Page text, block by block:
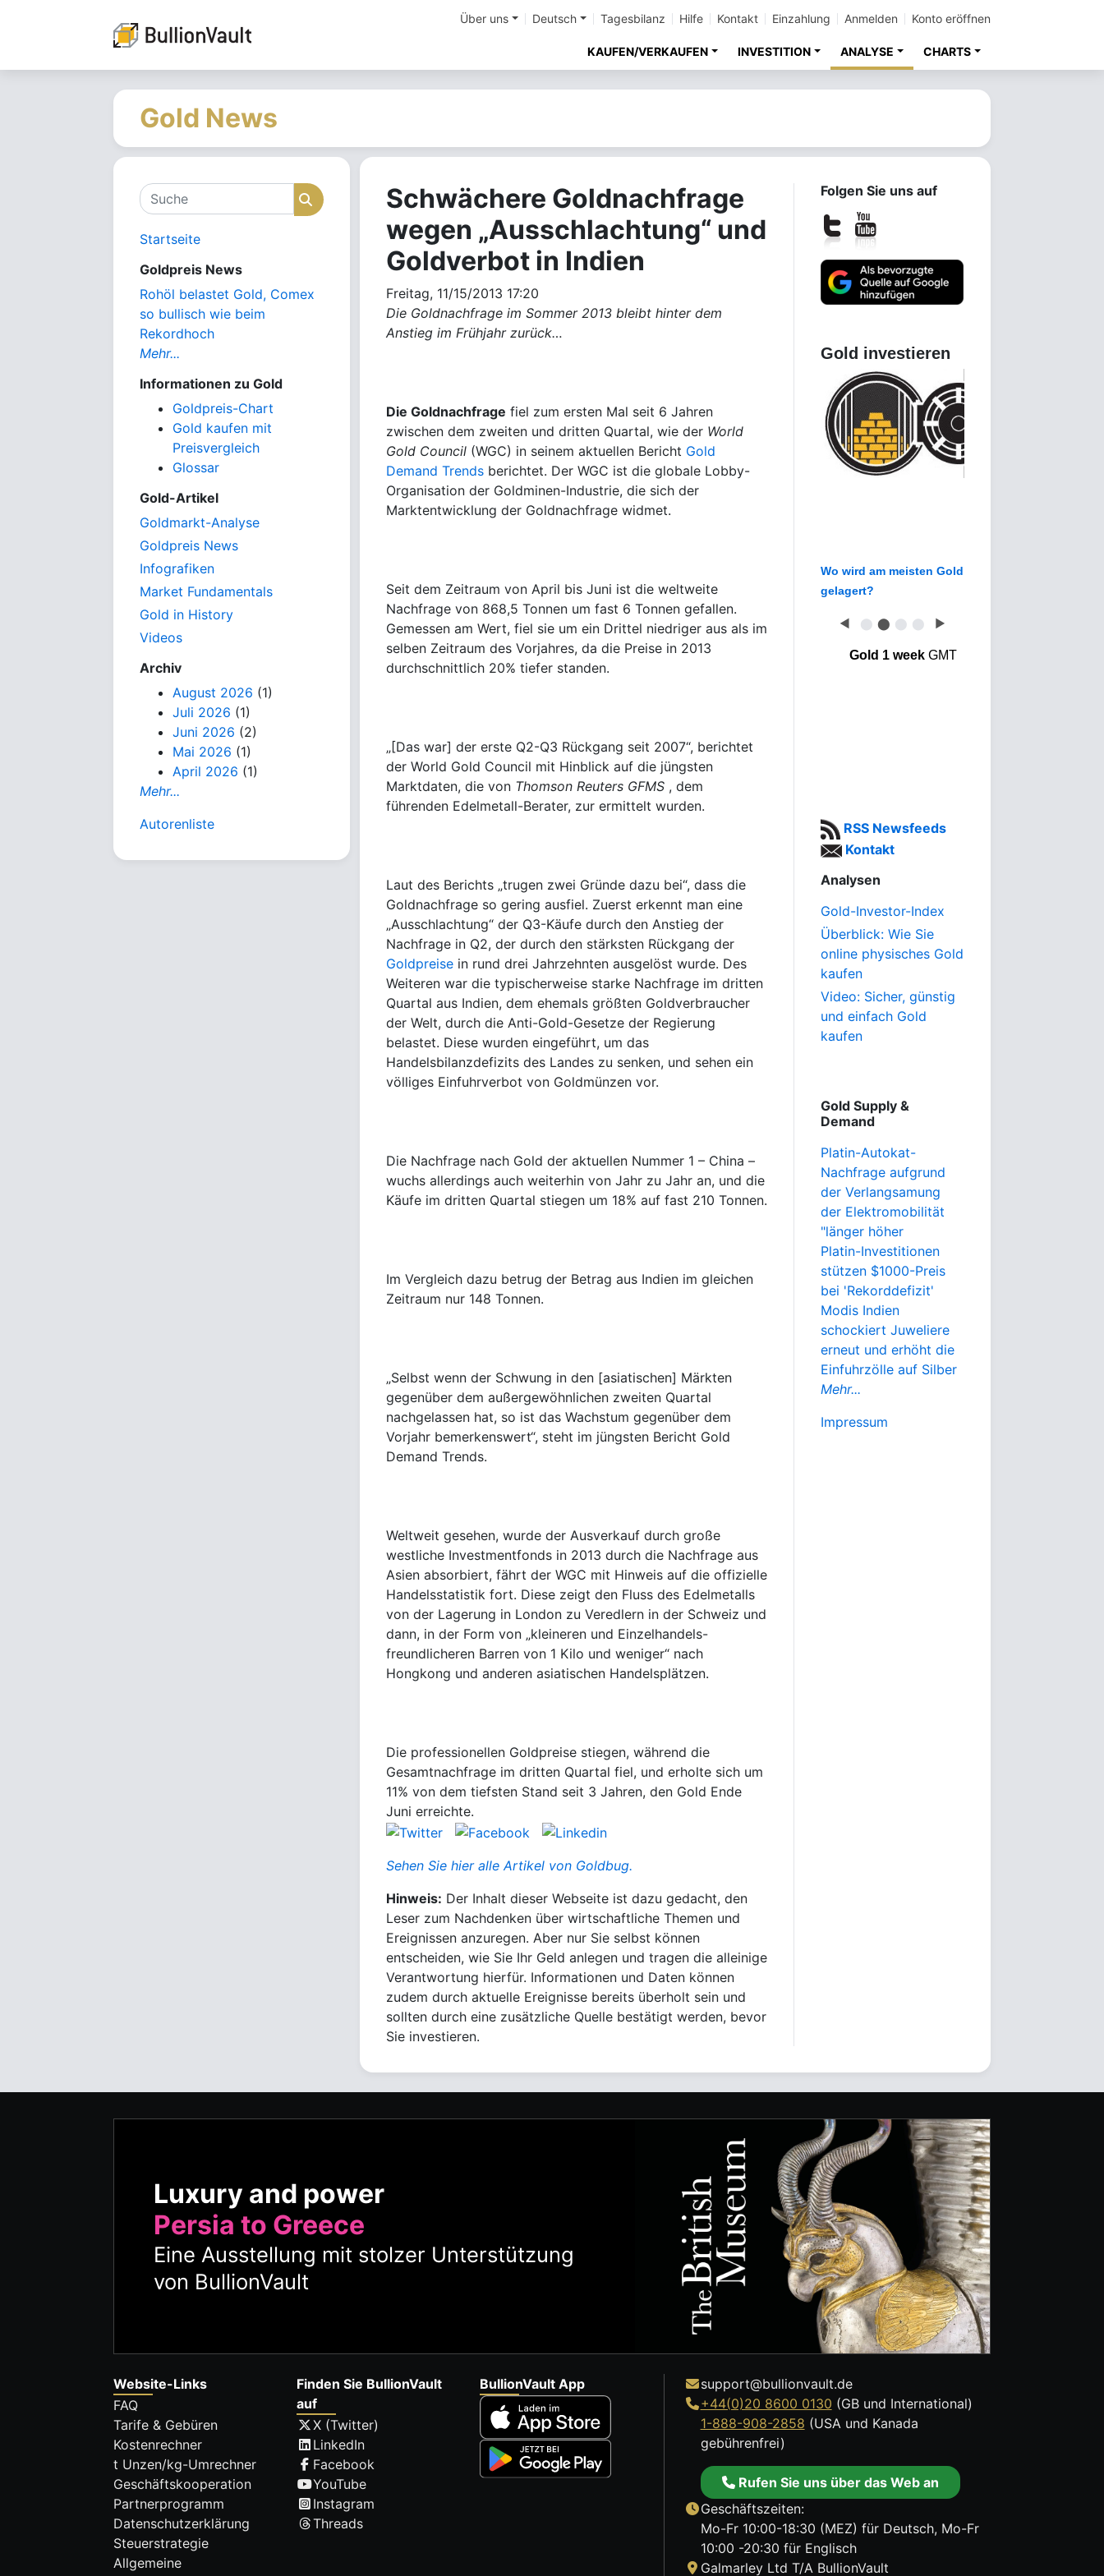
Über uns Deutsch Tagesbilanz Hilfe Kontakt Einzahlung Anmelden Konto eröffnen
KAUFEN/VERKAUFEN INVESTITION ANALYSE CHARTS
Gold News
Suche Suche
Startseite
Goldpreis News
Rohöl belastet Gold, Comex
so bullisch wie beim
Rekordhoch
Mehr...
Informationen zu Gold
Goldpreis-Chart
Gold kaufen mit
Preisvergleich
Glossar
Gold-Artikel
Goldmarkt-Analyse
Goldpreis News
Infografiken
Market Fundamentals
Gold in History
Videos
Archiv
August 2026 (1)
Juli 2026 (1)
Juni 2026 (2)
Mai 2026 (1)
April 2026 (1)
Mehr...
Autorenliste
Schwächere Goldnachfrage
wegen „Ausschlachtung“ und
Goldverbot in Indien
Freitag, 11/15/2013 17:20
Die Goldnachfrage im Sommer 2013 bleibt hinter dem
Anstieg im Frühjahr zurück…
Die Goldnachfrage fiel zum ersten Mal seit 6 Jahren
zwischen dem zweiten und dritten Quartal, wie der World
Gold Council (WGC) in seinem aktuellen Bericht Gold
Demand Trends berichtet. Der WGC ist die globale Lobby-
Organisation der Goldminen-Industrie, die sich der
Marktentwicklung der Goldnachfrage widmet.
Seit dem Zeitraum von April bis Juni ist die weltweite
Nachfrage von 868,5 Tonnen um fast 6 Tonnen gefallen.
Gemessen am Wert, fiel sie um ein Drittel niedriger aus als im
selben Zeitraum des Vorjahres, da die Preise in 2013
durchschnittlich 20% tiefer standen.
„[Das war] der erste Q2-Q3 Rückgang seit 2007“, berichtet
der World Gold Council mit Hinblick auf die jüngsten
Marktdaten, die von Thomson Reuters GFMS , dem
führenden Edelmetall-Berater, zur ermittelt wurden.
Laut des Berichts „trugen zwei Gründe dazu bei“, dass die
Goldnachfrage so gering ausfiel. Zuerst erkennt man eine
„Ausschlachtung“ der Q3-Käufe durch den Anstieg der
Nachfrage in Q2, der durch den stärksten Rückgang der
Goldpreise in rund drei Jahrzehnten ausgelöst wurde. Des
Weiteren war die typischerweise starke Nachfrage im dritten
Quartal aus Indien, dem ehemals größten Goldverbraucher
der Welt, durch die Anti-Gold-Gesetze der Regierung
belastet. Diese wurden eingeführt, um das
Handelsbilanzdefizits des Landes zu senken, und sehen ein
völliges Einfuhrverbot von Goldmünzen vor.
Die Nachfrage nach Gold der aktuellen Nummer 1 – China –
wuchs allerdings auch weiterhin von Jahr zu Jahr an, und die
Käufe im dritten Quartal stiegen um 18% auf fast 210 Tonnen.
Im Vergleich dazu betrug der Betrag aus Indien im gleichen
Zeitraum nur 148 Tonnen.
„Selbst wenn der Schwung in den [asiatischen] Märkten
gegenüber dem außergewöhnlichen zweiten Quartal
nachgelassen hat, so ist das Wachstum gegenüber dem
Vorjahr bemerkenswert“, steht im jüngsten Bericht Gold
Demand Trends.
Weltweit gesehen, wurde der Ausverkauf durch große
westliche Investmentfonds in 2013 durch die Nachfrage aus
Asien absorbiert, fährt der WGC mit Hinweis auf die offizielle
Handelsstatistik fort. Diese zeigt den Fluss des Edelmetalls
von der Lagerung in London zu Veredlern in der Schweiz und
dann, in der Form von „kleineren und Einzelhandels-
freundlicheren Barren von 1 Kilo und weniger“ nach
Hongkong und anderen asiatischen Handelsplätzen.
Die professionellen Goldpreise stiegen, während die
Gesamtnachfrage im dritten Quartal fiel, und erholte sich um
11% von dem tiefsten Stand seit 3 Jahren, den Gold Ende
Juni erreichte.
Sehen Sie hier alle Artikel von Goldbug.
Hinweis: Der Inhalt dieser Webseite ist dazu gedacht, den
Leser zum Nachdenken über wirtschaftliche Themen und
Ereignissen anzuregen. Aber nur Sie selbst können
entscheiden, wie Sie Ihr Geld anlegen und tragen die alleinige
Verantwortung hierfür. Informationen und Daten können
zudem durch aktuelle Ereignisse bereits überholt sein und
sollten durch eine zusätzliche Quelle bestätigt werden, bevor
Sie investieren.
Folgen Sie uns auf
Gold investieren
Wo wird am meisten Gold
gelagert?
◀ ⬤ ⬤ ⬤ ⬤ ▶
Gold 1 weekGMT
RSS Newsfeeds
Kontakt
Analysen
Gold-Investor-Index
Überblick: Wie Sie
online physisches Gold
kaufen
Video: Sicher, günstig
und einfach Gold
kaufen
Gold Supply &
Demand
Platin-Autokat-
Nachfrage aufgrund
der Verlangsamung
der Elektromobilität
"länger höher
Platin-Investitionen
stützen $1000-Preis
bei 'Rekorddefizit'
Modis Indien
schockiert Juweliere
erneut und erhöht die
Einfuhrzölle auf Silber
Mehr...
Impressum
Luxury and power
Persia to Greece
Eine Ausstellung mit stolzer Unterstützung
von BullionVault
Website-Links
FAQ
Tarife & Gebüren
Kostenrechner
t Unzen/kg-Umrechner
Geschäftskooperation
Partnerprogramm
Datenschutzerklärung
Steuerstrategie
Allgemeine
Finden Sie BullionVault
auf
X (Twitter)
LinkedIn
Facebook
YouTube
Instagram
Threads
BullionVault App
support@bullionvault.de
+44(0)20 8600 0130 (GB und International)
1-888-908-2858 (USA und Kanada
gebührenfrei)
Rufen Sie uns über das Web an
Geschäftszeiten:
Mo-Fr 10:00-18:30 (MEZ) für Deutsch, Mo-Fr
10:00 -20:30 für Englisch
Galmarley Ltd T/A BullionVault